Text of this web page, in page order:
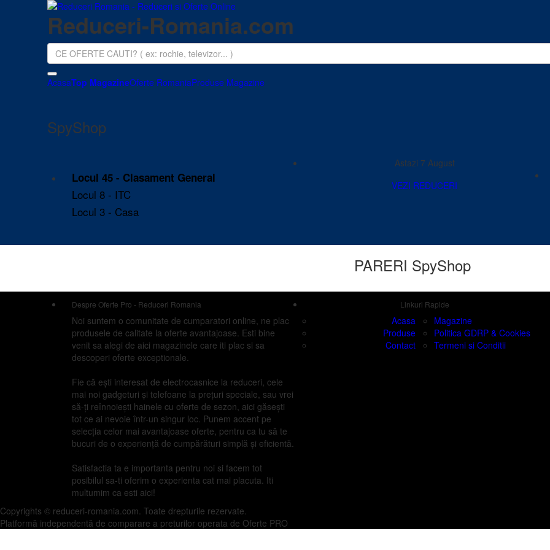
Reduceri-Romania.com
AcasaTop MagazineOferte RomaniaProduse Magazine
SpyShop
Locul 45 - Clasament General
Locul 8 - ITC
Locul 3 - Casa
Astazi 7 August
VEZI REDUCERI
PARERI SpyShop
Despre Oferte Pro - Reduceri Romania
Noi suntem o comunitate de cumparatori online, ne plac
produsele de calitate la oferte avantajoase. Esti bine
venit sa alegi de aici magazinele care iti plac si sa
descoperi oferte exceptionale.
Fie că ești interesat de electrocasnice la reduceri, cele
mai noi gadgeturi și telefoane la prețuri speciale, sau vrei
să-ți reînnoiești hainele cu oferte de sezon, aici găsești
tot ce ai nevoie într-un singur loc. Punem accent pe
selecția celor mai avantajoase oferte, pentru ca tu să te
bucuri de o experiență de cumpărături simplă și eficientă.
Satisfactia ta e importanta pentru noi si facem tot
posibilul sa-ti oferim o experienta cat mai placuta. Iti
multumim ca esti aici!
Linkuri Rapide
Acasa
Produse
Contact
Magazine
Politica GDRP & Cookies
Termeni si Conditii
Copyrights © reduceri-romania.com. Toate drepturile rezervate.
Platformă independentă de comparare a preturilor operata de Oferte PRO